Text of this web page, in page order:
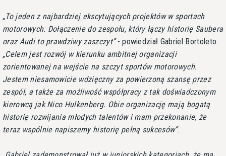
To jeden z najbardziej ekscytujących projektów w sportach
motorowych. Dołączenie do zespołu, który łączy historię Saubera
oraz Audi to prawdziwy zaszczyt - powiedział Gabriel Bortoleto.
Celem jest rozwój w kierunku ambitnej organizacji
zorientowanej na wejście na szczyt sportów motorowych.
Jestem niesamowicie wdzięczny za powierzoną szansę przez
zespół, a także za możliwość współpracy z tak doświadczonym
kierowcą jak Nico Hulkenberg. Obie organizację mają bogatą
historię rozwijania młodych talentów i mam przekonanie, że
teraz wspólnie napiszemy historię pełną sukcesów .